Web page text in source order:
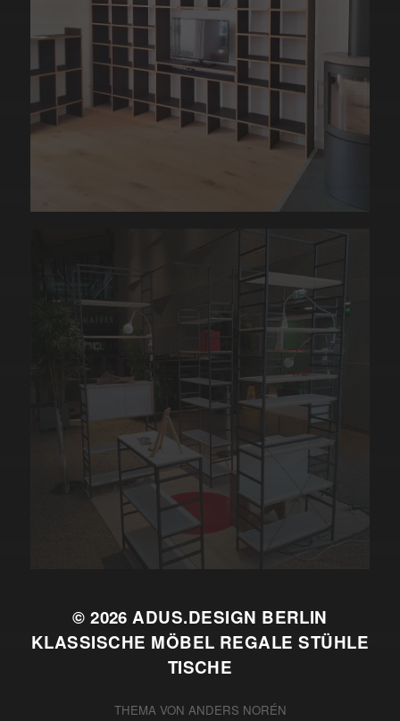
© 2026ADUS.DESIGN BERLIN
KLASSISCHE MÖBEL REGALE STÜHLE
TISCHE
THEMA VON ANDERS NORÉN